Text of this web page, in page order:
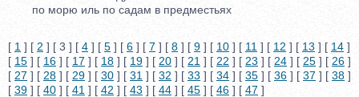
по морю иль по садам в предместьях
[ 1 ] [ 2 ] [ 3 ] [ 4 ] [ 5 ] [ 6 ] [ 7 ] [ 8 ] [ 9 ] [ 10 ] [ 11 ] [ 12 ] [ 13 ] [ 14 ]
[ 15 ] [ 16 ] [ 17 ] [ 18 ] [ 19 ] [ 20 ] [ 21 ] [ 22 ] [ 23 ] [ 24 ] [ 25 ] [ 26 ]
[ 27 ] [ 28 ] [ 29 ] [ 30 ] [ 31 ] [ 32 ] [ 33 ] [ 34 ] [ 35 ] [ 36 ] [ 37 ] [ 38 ]
[ 39 ] [ 40 ] [ 41 ] [ 42 ] [ 43 ] [ 44 ] [ 45 ] [ 46 ] [ 47 ]